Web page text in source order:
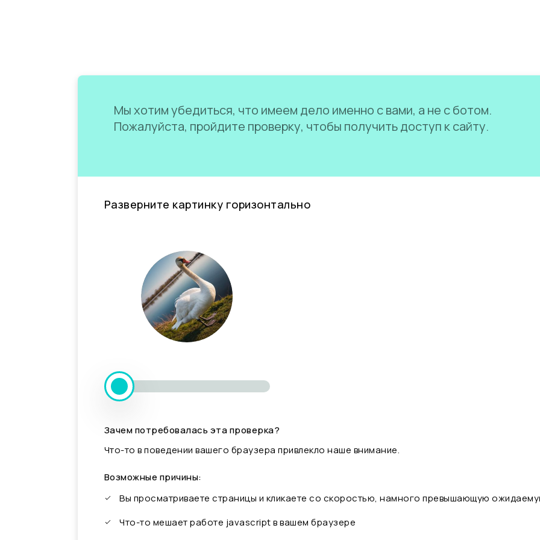
Мы хотим убедиться, что имеем дело именно с вами, а не с ботом.
Пожалуйста, пройдите проверку, чтобы получить доступ к сайту.
Разверните картинку горизонтально
Зачем потребовалась эта проверка?
Что-то в поведении вашего браузера привлекло наше внимание.
Возможные причины:
Вы просматриваете страницы и кликаете со скоростью, намного превышающую
Что-то мешает работе javascript в вашем браузере